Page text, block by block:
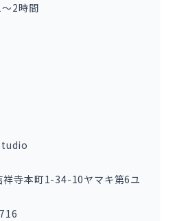
2時間
祥寺本町1-34-10ヤマキ第6ユ